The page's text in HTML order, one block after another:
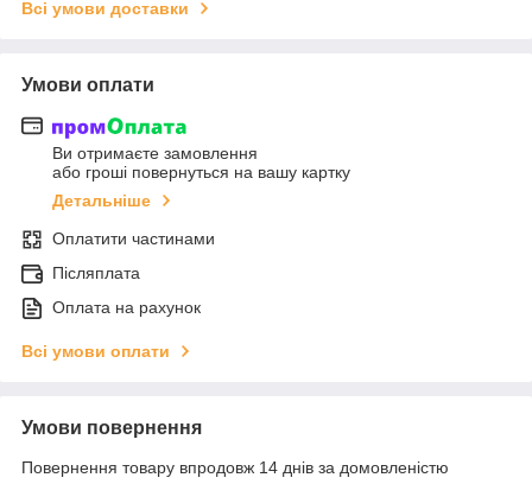
Всі умови доставки
Умови оплати
Ви отримаєте замовлення
або гроші повернуться на вашу картку
Детальніше
Оплатити частинами
Післяплата
Оплата на рахунок
Всі умови оплати
Умови повернення
Повернення товару впродовж 14 днів за домовленістю